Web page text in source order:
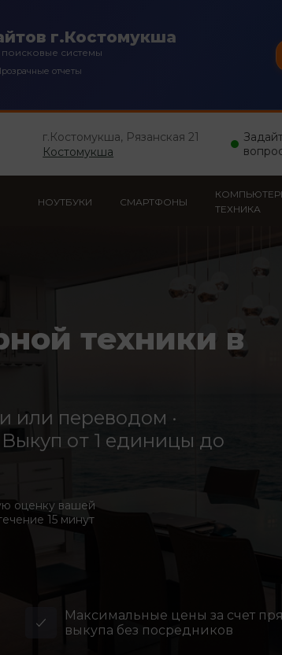
г.Костомукша
системы
отчеты
г.Костомукша, Рязанская 21
Костомукша
НОУТБУКИ СМАРТФОНЫ
ТЕХНИКА
техники в
или переводом ·
от 1 единицы до
оценку вашей
15 минут
Максимальные цены за счет
выкупа без посредников